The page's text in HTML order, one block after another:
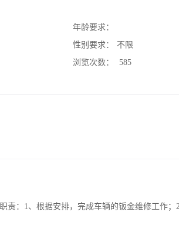
年龄要求：
性别要求：
不限
浏览次数：
585
责：1、根据安排，完成车辆的钣金维修工作；